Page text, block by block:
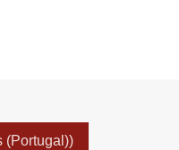
(Portugal))